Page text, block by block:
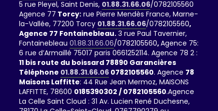
5 rue Pleyel, Saint Denis, 01.88.31.66.06/0782105560
Agence 77 Torcy: rue Pierre Mendès France, Marne-
la-Vallée, 77200 Torcy 01.88.31.66.06/0782105560,
Agence 77 Fontainebleau. 3 rue Paul Tavernier,
Fontainebleau 01.88.31.66.06/0782105560,Agence 75:
6 rue d’Armaillé 75017 paris 0661252114. Agence 78 2 :
11 bis route du boissard 78890 Garancières
Téléphone 01.88.31.66.06 0782105560. Agence 78
Maisons Laffitte: 44 Rue Jean Mermoz, MAISONS
LAFFITTE, 78600 0185390302 / 0782105560.Agence
La Celle Saint Cloud : 31 Av. Lucien René Duchesne,